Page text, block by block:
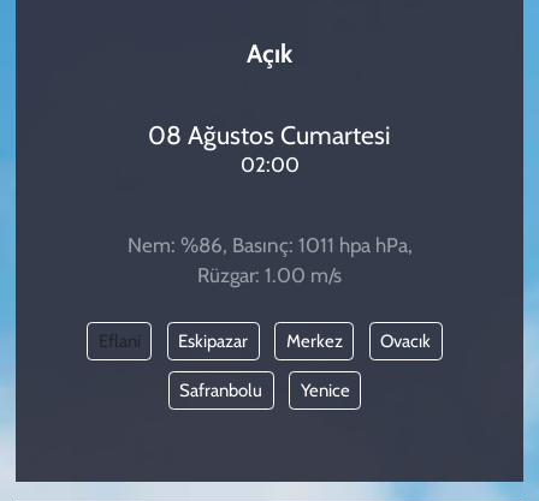
Açık
08 Ağustos Cumartesi
02:00
Nem: %86, Basınç: 1011 hpa hPa,
Rüzgar: 1.00 m/s
Eflani Eskipazar Merkez Ovacık
Safranbolu Yenice